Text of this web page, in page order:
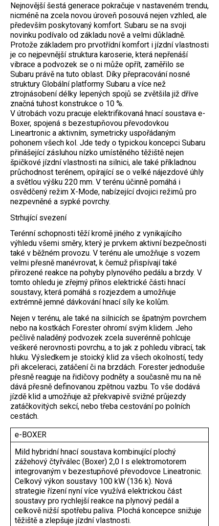
Nejnovější šestá generace pokračuje v nastaveném trendu,
nicméně na zcela novou úroveň posouvá nejen vzhled, ale
především poskytovaný komfort. Subaru se na svoji
novinku podívalo od základu nově a velmi důkladně.
Protože základem pro prvotřídní komfort i jízdní vlastnosti
je co nejpevnější struktura karoserie, která nepřenáší
vibrace a podvozek se o ni může opřít, zaměřilo se
Subaru právě na tuto oblast. Díky přepracování nosné
struktury Globální platformy Subaru a více než
ztrojnásobení délky lepených spojů se zvětšila již dříve
značná tuhost konstrukce o 10 %.
V útrobách vozu pracuje elektrifikovaná hnací soustava e-
Boxer, spojená s bezestupňovou převodovkou
Lineartronic a aktivním, symetricky uspořádaným
pohonem všech kol. Jde tedy o typickou koncepci Subaru
přinášející zásluhou nízko umístěného těžiště nejen
špičkové jízdní vlastnosti na silnici, ale také příkladnou
průchodnost terénem, opírající se o velké nájezdové úhly
a světlou výšku 220 mm. V terénu účinně pomáhá i
osvědčený režim X-Mode, nabízející dvojici režimů pro
nezpevněné a sypké povrchy.
Strhující svezení
Terénní schopnosti těží kromě jiného z vynikajícího
výhledu všemi směry, který je prvkem aktivní bezpečnosti
také v běžném provozu. V terénu ale umožňuje s vozem
velmi přesně manévrovat, k čemuž přispívají také
přirozené reakce na pohyby plynového pedálu a brzdy. V
tomto ohledu je zřejmý přínos elektrické části hnací
soustavy, která pomáhá s rozjezdem a umožňuje
extrémně jemné dávkování hnací síly ke kolům.
Nejen v terénu, ale také na silnicích se špatným povrchem
nebo na kostkách Forester ohromí svým klidem. Jeho
pečlivě naladěný podvozek zcela suverénně pohlcuje
veškeré nerovnosti povrchu, a to jak z pohledu vibrací, tak
hluku. Výsledkem je stoický klid za všech okolností, tedy
při akceleraci, zatáčení či na brzdách. Forester jednoduše
přesně reaguje na řidičovy podněty a současně mu na ně
dává přesně definovanou zpětnou vazbu. To vše dodává
jízdě klid a umožňuje až překvapivě svižné průjezdy
zatáčkovitých sekcí, nebo třeba cestování po polních
cestách.
e-BOXER
Mild hybridní hnací soustava kombinující plochý
zážehový čtyřválec (Boxer) 2,0 l s elektromotorem
integrovaným v bezestupňové převodovce Lineatronic.
Celkový výkon soustavy 100 kW (136 k). Nová
strategie řízení nyní více využívá elektrickou část
soustavy pro rychlejší reakce na plynový pedál a
celkově nižší spotřebu paliva. Plochá koncepce snižuje
těžiště a zlepšuje jízdní vlastnosti.